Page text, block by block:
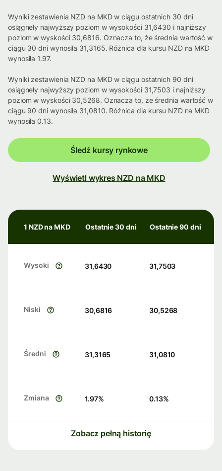
Wyniki zestawienia NZD na MKD w ciągu ostatnich 30 dni
osiągneły najwyższy poziom w wysokości 31,6430 i najniższy
poziom w wyskości 30,6816. Oznacza to, że średnia wartość w
ciągu 30 dni wynosiła 31,3165. Różnica dla kursu NZD na MKD
wynosiła 1.97.
Wyniki zestawienia NZD na MKD w ciągu ostatnich 90 dni
osiągneły najwyższy poziom w wysokości 31,7503 i najniższy
poziom w wyskości 30,5268. Oznacza to, że średnia wartość w
ciągu 90 dni wynosiła 31,0810. Różnica dla kursu NZD na MKD
wynosiła 0.13.
Śledź kursy rynkowe
Wyświetl wykres NZD na MKD
1 NZD na MKD Ostatnie 30 dni Ostatnie 90 dni
Wysoki 31,6430 31,7503
Niski 30,6816 30,5268
Średni 31,3165 31,0810
Zmiana 1.97% 0.13%
Zobacz pełną historię